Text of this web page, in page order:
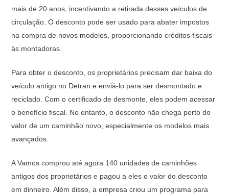
mais de 20 anos, incentivando a retirada desses veículos de
circulação. O desconto pode ser usado para abater impostos
na compra de novos modelos, proporcionando créditos fiscais
às montadoras.
Para obter o desconto, os proprietários precisam dar baixa do
veículo antigo no Detran e enviá-lo para ser desmontado e
reciclado. Com o certificado de desmonte, eles podem acessar
o benefício fiscal. No entanto, o desconto não chega perto do
valor de um caminhão novo, especialmente os modelos mais
avançados.
A Vamos comprou até agora 140 unidades de caminhões
antigos dos proprietários e pagou a eles o valor do desconto
em dinheiro. Além disso, a empresa criou um programa para